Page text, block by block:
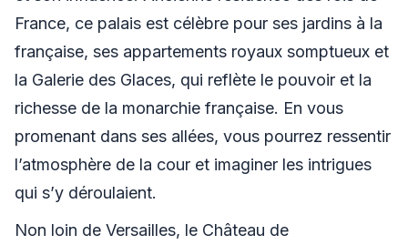
France, ce palais est célèbre pour ses jardins à la
française, ses appartements royaux somptueux et
la Galerie des Glaces, qui reflète le pouvoir et la
richesse de la monarchie française. En vous
promenant dans ses allées, vous pourrez ressentir
l’atmosphère de la cour et imaginer les intrigues
qui s’y déroulaient.
Non loin de Versailles, le Château de